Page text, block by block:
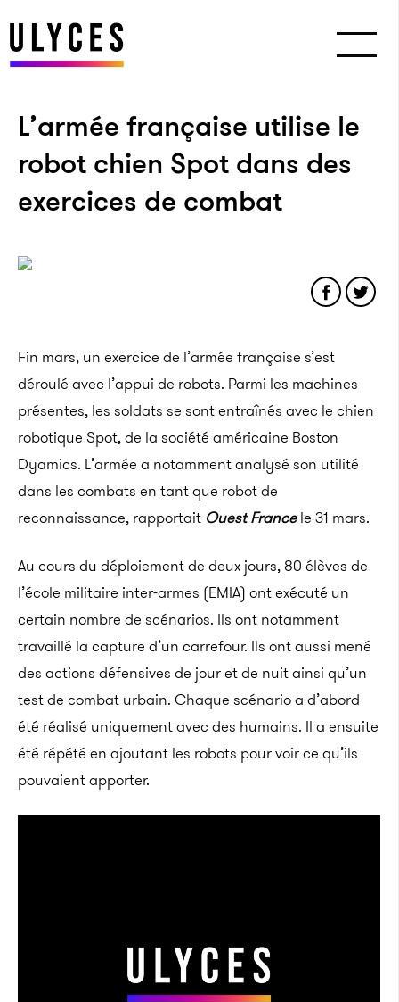
L’armée française utilise le
robot chien Spot dans des
exercices de combat
Fin mars, un exercice de l’armée française s’est
déroulé avec l’appui de robots. Parmi les machines
présentes, les soldats se sont entraînés avec le chien
robotique Spot, de la société américaine Boston
Dyamics. L’armée a notamment analysé son utilité
dans les combats en tant que robot de
reconnaissance, rapportait Ouest Francele 31 mars.
Au cours du déploiement de deux jours, 80 élèves de
l’école militaire inter-armes (EMIA) ont exécuté un
certain nombre de scénarios. Ils ont notamment
travaillé la capture d’un carrefour. Ils ont aussi mené
des actions défensives de jour et de nuit ainsi qu’un
test de combat urbain. Chaque scénario a d’abord
été réalisé uniquement avec des humains. Il a ensuite
été répété en ajoutant les robots pour voir ce qu’ils
pouvaient apporter.